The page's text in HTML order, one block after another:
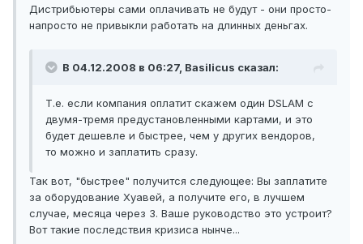
Дистрибьютеры сами оплачивать не будут - они просто-
напросто не привыкли работать на длинных деньгах.
В 04.12.2008 в 06:27, Basilicus сказал:
Т.е. если компания оплатит скажем один DSLAM c
двумя-тремя предустановленными картами, и это
будет дешевле и быстрее, чем у других вендоров,
то можно и заплатить сразу.
Так вот, "быстрее" получится следующее: Вы заплатите
за оборудование Хуавей, а получите его, в лучшем
случае, месяца через 3. Ваше руководство это устроит?
Вот такие последствия кризиса нынче...